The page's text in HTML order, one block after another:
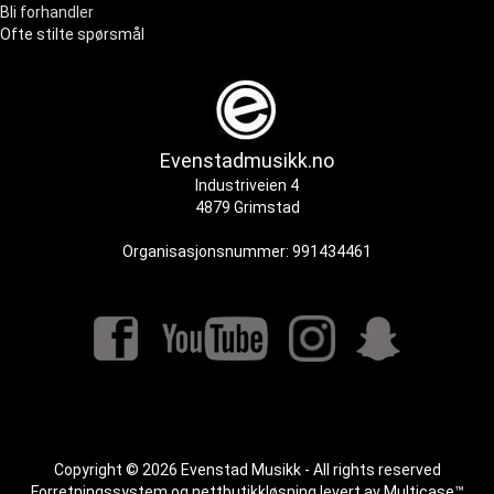
Bli forhandler
Ofte stilte spørsmål
Evenstadmusikk.no
Industriveien 4
4879 Grimstad
Organisasjonsnummer: 991434461
Copyright © 2026 Evenstad Musikk - All rights reserved